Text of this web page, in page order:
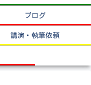
ブログ
講演・執筆依頼